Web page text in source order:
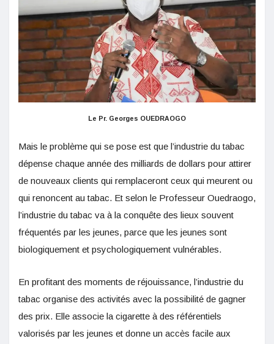
Le Pr. Georges OUEDRAOGO
Mais le problème qui se pose est que l’industrie du tabac
dépense chaque année des milliards de dollars pour attirer
de nouveaux clients qui remplaceront ceux qui meurent ou
qui renoncent au tabac. Et selon le Professeur Ouedraogo,
l’industrie du tabac va à la conquête des lieux souvent
fréquentés par les jeunes, parce que les jeunes sont
biologiquement et psychologiquement vulnérables.
En profitant des moments de réjouissance, l’industrie du
tabac organise des activités avec la possibilité de gagner
des prix. Elle associe la cigarette à des référentiels
valorisés par les jeunes et donne un accès facile aux